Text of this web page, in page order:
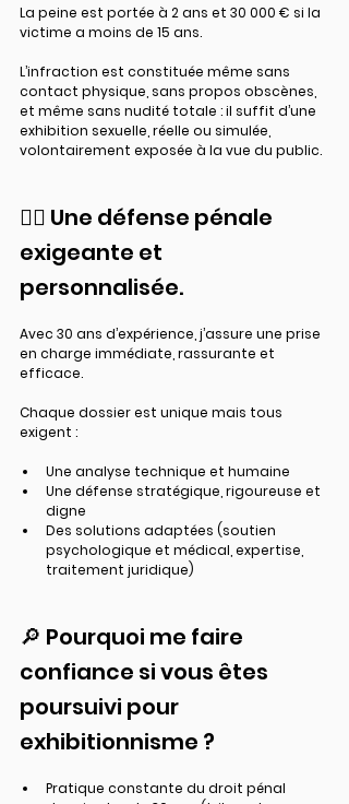
La peine est portée à 2 ans et 30 000 € si la
victime a moins de 15 ans.
L’infraction est constituée même sans
contact physique, sans propos obscènes,
et même sans nudité totale : il suffit d’une
exhibition sexuelle, réelle ou simulée,
volontairement exposée à la vue du public.
👨‍⚖️ Une défense pénale
exigeante et
personnalisée.
Avec 30 ans d’expérience, j’assure une prise
en charge immédiate, rassurante et
efficace.
Chaque dossier est unique mais tous
exigent :
Une analyse technique et humaine
Une défense stratégique, rigoureuse et
digne
Des solutions adaptées (soutien
psychologique et médical, expertise,
traitement juridique)
🔎 Pourquoi me faire
confiance si vous êtes
poursuivi pour
exhibitionnisme ?
Pratique constante du droit pénal